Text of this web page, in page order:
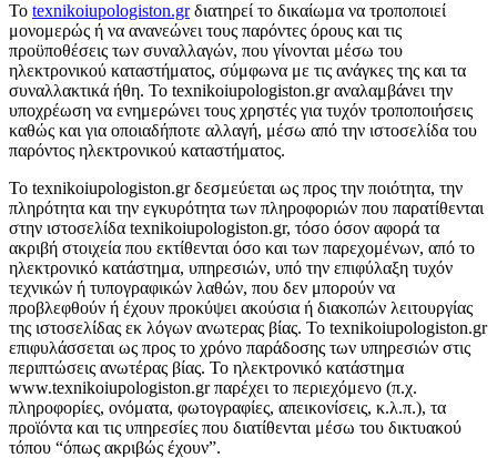
To texnikoiupologiston.grδιατηρεί το δικαίωμα να τροποποιεί
μονομερώς ή να ανανεώνει τους παρόντες όρους και τις
προϋποθέσεις των συναλλαγών, που γίνονται μέσω του
ηλεκτρονικού καταστήματος, σύμφωνα με τις ανάγκες της και τα
συναλλακτικά ήθη. Το texnikoiupologiston.gr αναλαμβάνει την
υποχρέωση να ενημερώνει τους χρηστές για τυχόν τροποποιήσεις
καθώς και για οποιαδήποτε αλλαγή, μέσω από την ιστοσελίδα του
παρόντος ηλεκτρονικού καταστήματος.
To texnikoiupologiston.gr δεσμεύεται ως προς την ποιότητα, την
πληρότητα και την εγκυρότητα των πληροφοριών που παρατίθενται
στην ιστοσελίδα texnikoiupologiston.gr, τόσο όσον αφορά τα
ακριβή στοιχεία που εκτίθενται όσο και των παρεχομένων, από το
ηλεκτρονικό κατάστημα, υπηρεσιών, υπό την επιφύλαξη τυχόν
τεχνικών ή τυπογραφικών λαθών, που δεν μπορούν να
προβλεφθούν ή έχουν προκύψει ακούσια ή διακοπών λειτουργίας
της ιστοσελίδας εκ λόγων ανωτερας βίας. To texnikoiupologiston.gr
επιφυλάσσεται ως προς το χρόνο παράδοσης των υπηρεσιών στις
περιπτώσεις ανωτέρας βίας. Το ηλεκτρονικό κατάστημα
www.texnikoiupologiston.gr παρέχει το περιεχόμενο (π.χ.
πληροφορίες, ονόματα, φωτογραφίες, απεικονίσεις, κ.λ.π.), τα
προϊόντα και τις υπηρεσίες που διατίθενται μέσω του δικτυακού
τόπου “όπως ακριβώς έχουν”.